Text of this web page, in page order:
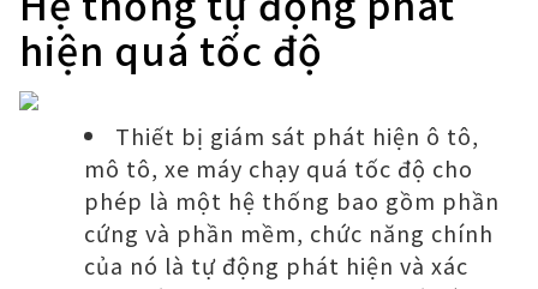
hiện quá tốc độ
Thiết bị giám sát phát hiện ô tô,
mô tô, xe máy chạy quá tốc độ cho
phép là một hệ thống bao gồm phần
cứng và phần mềm, chức năng chính
của nó là tự động phát hiện và xác